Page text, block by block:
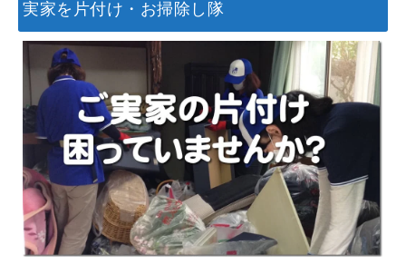
実家を片付け・お掃除し隊